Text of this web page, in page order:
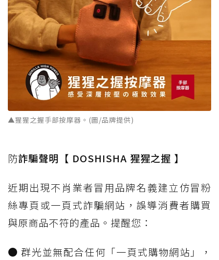
▲猩猩之握手部按摩器。(圖/品牌提供)
防詐騙聲明【 DOSHISHA 猩猩之握 】
近期出現不肖業者冒用品牌名義建立仿冒粉
絲專頁或一頁式詐騙網站，誤導消費者購買
與原商品不符的產品。提醒您：
● 群光並無配合任何「一頁式購物網站」，